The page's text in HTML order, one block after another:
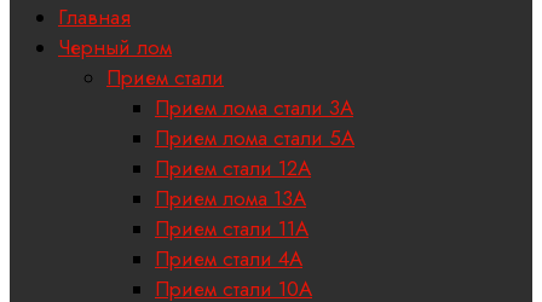
Главная
Черный лом
Прием стали
Прием лома стали 3А
Прием лома стали 5А
Прием стали 12А
Прием лома 13А
Прием стали 11А
Прием стали 4А
Прием стали 10А